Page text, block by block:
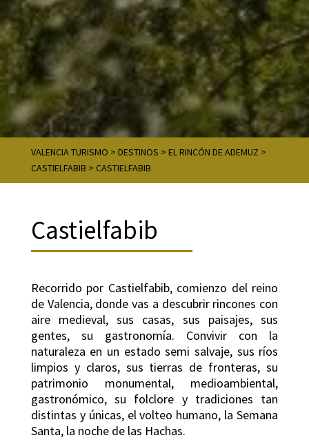
VALENCIA TURISMO > DESTINOS > EL RINCÓN DE ADEMUZ >
CASTIELFABIB > CASTIELFABIB
Castielfabib
Recorrido por Castielfabib, comienzo del reino
de Valencia, donde vas a descubrir rincones con
aire medieval, sus casas, sus paisajes, sus
gentes, su gastronomía. Convivir con la
naturaleza en un estado semi salvaje, sus ríos
limpios y claros, sus tierras de fronteras, su
patrimonio monumental, medioambiental,
gastronómico, su folclore y tradiciones tan
distintas y únicas, el volteo humano, la Semana
Santa, la noche de las Hachas.